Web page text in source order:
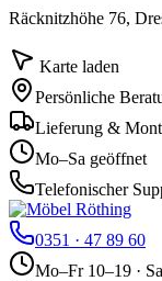
Räcknitzhöhe 76,
Karte laden
Persönliche
Lieferung &
Mo–Sa geöffnet
Telefonischer
0351 · 47 89 60
Mo–Fr 10–19 ·